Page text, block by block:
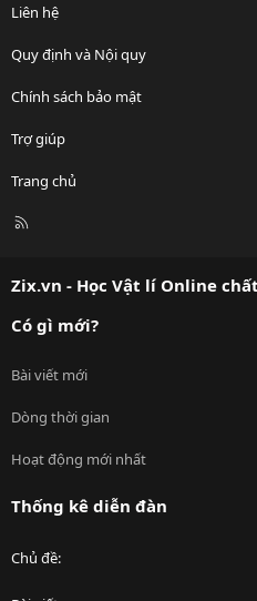
Liên hệ
Quy định và Nội quy
Chính sách bảo mật
Trợ giúp
Trang chủ
R
Zix.vn - Học Vật lí Online
Có gì mới?
Bài viết mới
Dòng thời gian
Hoạt động mới nhất
Thống kê diễn đàn
Chủ đề